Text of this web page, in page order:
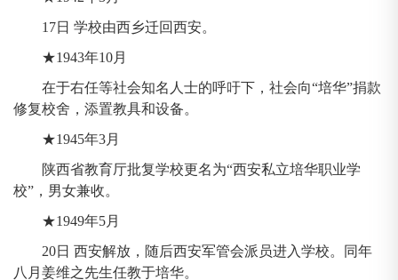
17日 学校由西乡迁回西安。
★1943年10月
在于右任等社会知名人士的呼吁下，社会向“培华”捐款
修复校舍，添置教具和设备。
★1945年3月
陕西省教育厅批复学校更名为“西安私立培华职业学
校”，男女兼收。
★1949年5月
20日 西安解放，随后西安军管会派员进入学校。同年
八月姜维之先生任教于培华。